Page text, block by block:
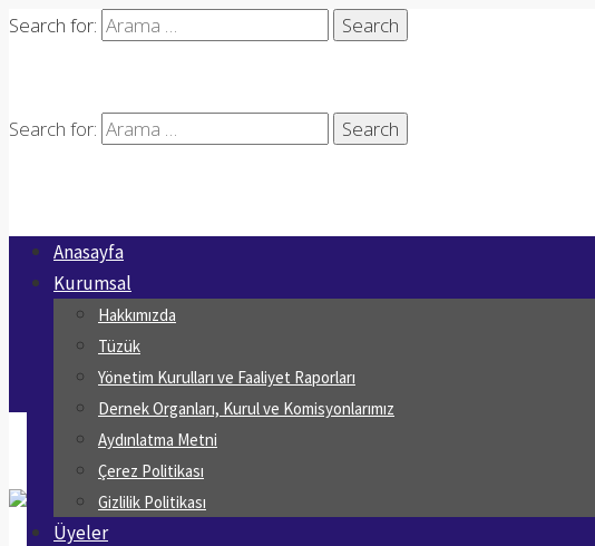
Search for:
Search for:
Anasayfa
Kurumsal
Hakkımızda
Tüzük
Yönetim Kurulları ve Faaliyet Raporları
Dernek Organları, Kurul ve Komisyonlarımız
Aydınlatma Metni
Çerez Politikası
Gizlilik Politikası
Üyeler